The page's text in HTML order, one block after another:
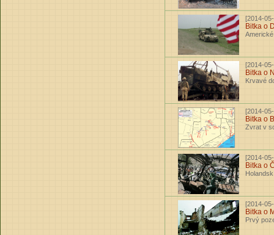
[2014-
Bitka o
[2014-
Bitka o
Krvavé
[2014-
Bitka o
Zvrat v
[2014-
Bitka o
[2014-
Bitka o
Prvý